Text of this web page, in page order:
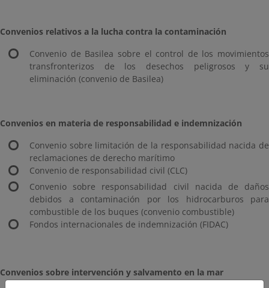
Convenios relativos a la lucha contra la contaminación
Convenio de Basilea sobre el control de los movimientos
transfronterizos de los desechos peligrosos y su
eliminación (convenio de Basilea)
Convenios en materia de responsabilidad e indemnización
Convenio sobre limitación de la responsabilidad nacida de
reclamaciones de derecho marítimo
Convenio de responsabilidad civil (CLC)
Convenio sobre responsabilidad civil nacida de daños
debidos a contaminación por los hidrocarburos para
combustible de los buques (convenio combustible)
Fondos internacionales de indemnización (FIDAC)
Convenios sobre intervención y salvamento en la mar